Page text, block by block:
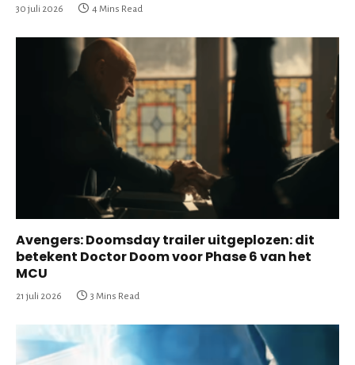
30 juli 2026 4 Mins Read
Avengers: Doomsday trailer uitgeplozen: dit
betekent Doctor Doom voor Phase 6 van het
MCU
21 juli 2026 3 Mins Read